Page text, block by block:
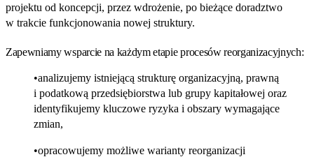
projektu od koncepcji, przez wdrożenie, po bieżące doradztwo
w trakcie funkcjonowania nowej struktury.
Zapewniamy wsparcie na każdym etapie procesów reorganizacyjnych:
analizujemy istniejącą strukturę organizacyjną, prawną
i podatkową przedsiębiorstwa lub grupy kapitałowej oraz
identyfikujemy kluczowe ryzyka i obszary wymagające
zmian,
opracowujemy możliwe warianty reorganizacji